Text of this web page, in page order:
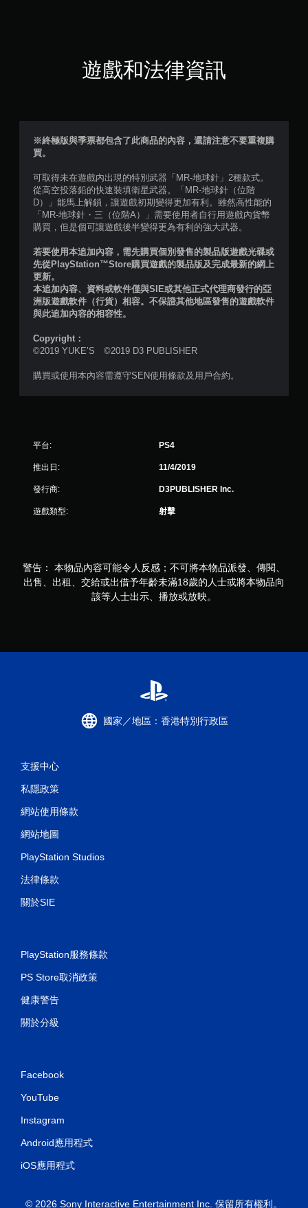
星
，
共
4
則
評
遊戲和法律資訊
※終極版與季票都包含了此商品的內容，還請注意不要重複購
買。
可取得未在遊戲內出現的特別武器「MR-地球針」2種款式。
從高空投落鉛的快速裝填衛星武器。「MR-地球針（位階
D）」能馬上解鎖，讓遊戲初期變得更加有利。雖然高性能的
「MR-地球針・三（位階A）」需要使用者自行用遊戲內貨幣
購買，但是個可讓遊戲後半變得更為有利的強大武器。
若要使用本追加內容，需先購買個別發售的製品版遊戲光碟或
先從PlayStation™Store購買遊戲的製品版及完成最新的網上
更新。
本追加內容、資料或軟件僅與SIE或其他正式代理商發行的亞
洲版遊戲軟件（行貨）相容。不保證其他地區發售的遊戲軟件
與此追加內容的相容性。
Copyright：
©2019 YUKE’S ©2019 D3 PUBLISHER
購買或使用本內容需遵守SEN使用條款及用戶合約。
平台: PS4
推出日: 11/4/2019
發行商: D3PUBLISHER Inc.
遊戲類型: 射擊
警告： 本物品內容可能令人反感；不可將本物品派發、傳閱、
出售、出租、交給或出借予年齡未滿18歲的人士或將本物品向
該等人士出示、播放或放映。
國家／地區：香港特別行政區
支援中心
私隱政策
網站使用條款
網站地圖
PlayStation Studios
法律條款
關於SIE
PlayStation服務條款
PS Store取消政策
健康警告
關於分級
Facebook
YouTube
Instagram
Android應用程式
iOS應用程式
© 2026 Sony Interactive Entertainment Inc. 保留所有權利。